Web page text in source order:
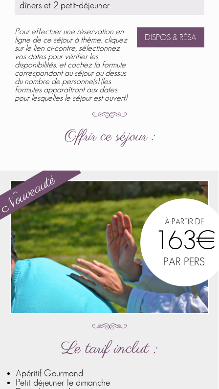
dîners et 2 petit-déjeuner.
Pour effectuer une réservation en
ligne de ce séjour à thème, cliquez
sur le lien ci-contre, sélectionnez
vos dates pour vérifier les
disponibilités, et cochez la formule
correspondant au séjour au dessus
du nombre de personne(s) (les
formules apparaîtront aux dates
pour lesquelles le séjour est ouvert)
DISPOS & RÉSA
Offrir ce séjour :
À PARTIR DE
163€
PAR PERS.
Le tarif inclut :
Apéritif Gourmand
Petit déjeuner le dimanche